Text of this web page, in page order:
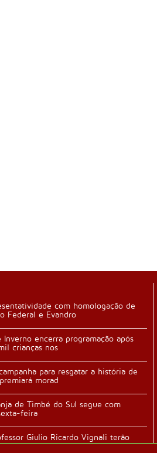
com homologação de
Federal e Evandro
encerra programação após
crianças nos
para resgatar a história de
morad
de Timbé do Sul segue com
feira
Giulio Ricardo Vignali terão
da família n